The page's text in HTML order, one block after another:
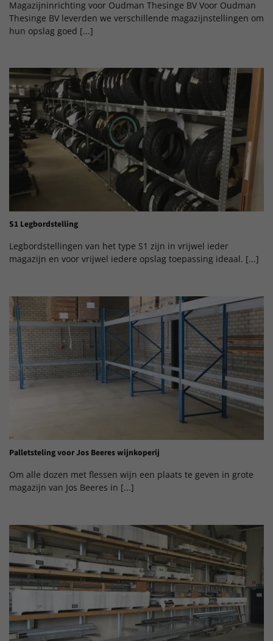
Magazijninrichting voor Oudman Thesinge BV Voor Oudman
Thesinge BV leverden we verschillende magazijnstellingen om
hun opslag goed [...]
S1 Legbordstelling
Legbordstellingen van het type S1 zijn in vrijwel ieder
magazijn en voor vrijwel iedere opslag toepassing ideaal. [...]
Palletsteling voor Jos Beeres wijnkoperij
Om alle dozen met flessen wijn een plaats te geven in grote
magazijn van Jos Beeres in [...]